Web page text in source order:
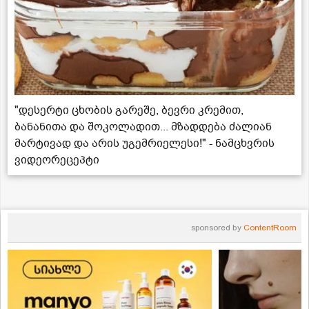
"დესერტი ცხობის გარეშე, ბევრი კრემით,
ბანანითა და შოკოლადით... მზადდება ძალიან
მარტივად და არის უგემრიელესი!" - ნამცხვრის
ვიდეორეცეპტი
sponsored by ContentRoom